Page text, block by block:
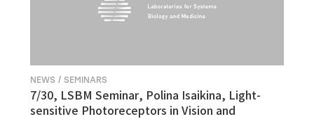
NEWS / SEMINARS
7/30, LSBM Seminar, Polina Isaikina, Light-
sensitive Photoreceptors in Vision and